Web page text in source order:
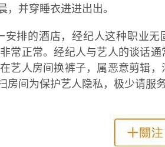
并穿睡衣进进出出。
排的酒店，经纪人这种职业无
常正常。经纪人与艺人的谈话通
艺人房间换裤子，属恶意剪辑，
间为保护艺人隐私，极少请服务